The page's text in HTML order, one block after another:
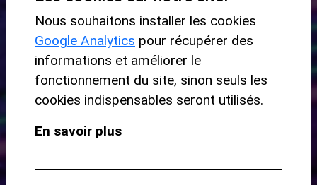
-
Niveau de départ :
Avancé
Nous souhaitons installer les cookies
Google Analytics pour récupérer des
informations et améliorer le
fonctionnement du site, sinon seuls les
cookies indispensables seront utilisés.
En savoir plus